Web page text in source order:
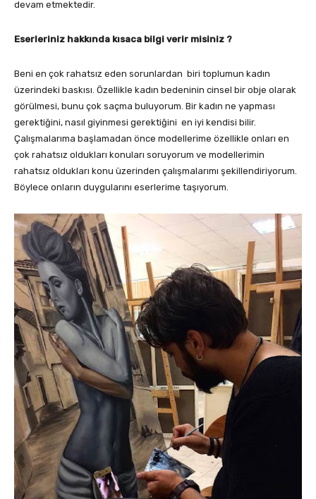
devam etmektedir.
Eserleriniz hakkında kısaca bilgi verir misiniz ?
Beni en çok rahatsız eden sorunlardan biri toplumun kadın
üzerindeki baskısı. Özellikle kadın bedeninin cinsel bir obje olarak
görülmesi, bunu çok saçma buluyorum. Bir kadın ne yapması
gerektiğini, nasıl giyinmesi gerektiğini en iyi kendisi bilir.
Çalışmalarıma başlamadan önce modellerime özellikle onları en
çok rahatsız oldukları konuları soruyorum ve modellerimin
rahatsız oldukları konu üzerinden çalışmalarımı şekillendiriyorum.
Böylece onların duygularını eserlerime taşıyorum.